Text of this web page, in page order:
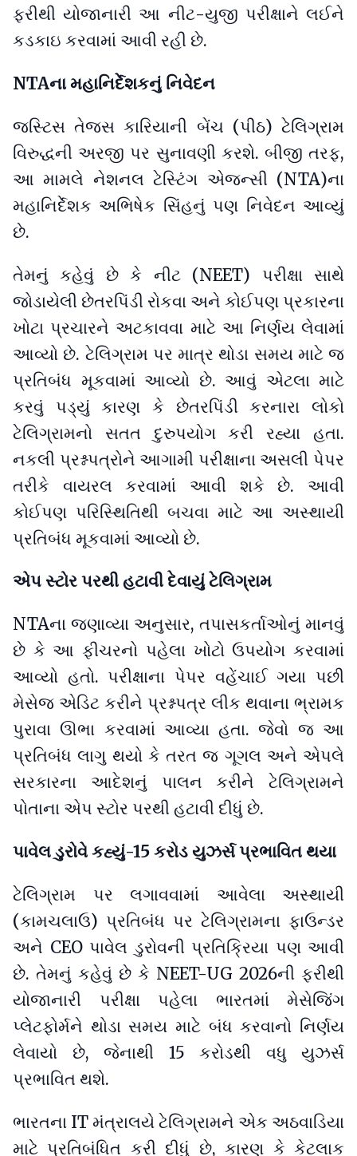
ફરીથી યોજાનારી આ નીટ-યુજી પરીક્ષાને લઈને
કડકાઇ કરવામાં આવી રહી છે.
NTAના મહાનિર્દેશકનું નિવેદન
જસ્ટિસ તેજસ કારિયાની બેંચ (પીઠ) ટેલિગ્રામ
વિરુદ્ધની અરજી પર સુનાવણી કરશે. બીજી તરફ,
આ મામલે નેશનલ ટેસ્ટિંગ એજન્સી (NTA)ના
મહાનિર્દેશક અભિષેક સિંહનું પણ નિવેદન આવ્યું
છે.
તેમનું કહેવું છે કે નીટ (NEET) પરીક્ષા સાથે
જોડાયેલી છેતરપિંડી રોકવા અને કોઈપણ પ્રકારના
ખોટા પ્રચારને અટકાવવા માટે આ નિર્ણય લેવામાં
આવ્યો છે. ટેલિગ્રામ પર માત્ર થોડા સમય માટે જ
પ્રતિબંધ મૂકવામાં આવ્યો છે. આવું એટલા માટે
કરવું પડ્યું કારણ કે છેતરપિંડી કરનારા લોકો
ટેલિગ્રામનો સતત દુરુપયોગ કરી રહ્યા હતા.
નકલી પ્રશ્નપત્રોને આગામી પરીક્ષાના અસલી પેપર
તરીકે વાયરલ કરવામાં આવી શકે છે. આવી
કોઈપણ પરિસ્થિતિથી બચવા માટે આ અસ્થાયી
પ્રતિબંધ મૂકવામાં આવ્યો છે.
એપ સ્ટોર પરથી હટાવી દેવાયું ટેલિગ્રામ
NTAના જણાવ્યા અનુસાર, તપાસકર્તાઓનું માનવું
છે કે આ ફીચરનો પહેલા ખોટો ઉપયોગ કરવામાં
આવ્યો હતો. પરીક્ષાના પેપર વહેંચાઈ ગયા પછી
મેસેજ એડિટ કરીને પ્રશ્નપત્ર લીક થવાના ભ્રામક
પુરાવા ઊભા કરવામાં આવ્યા હતા. જેવો જ આ
પ્રતિબંધ લાગુ થયો કે તરત જ ગૂગલ અને એપલે
સરકારના આદેશનું પાલન કરીને ટેલિગ્રામને
પોતાના એપ સ્ટોર પરથી હટાવી દીધું છે.
પાવેલ ડુરોવે કહ્યું-15 કરોડ યુઝર્સ પ્રભાવિત થયા
ટેલિગ્રામ પર લગાવવામાં આવેલા અસ્થાયી
(કામચલાઉ) પ્રતિબંધ પર ટેલિગ્રામના ફાઉન્ડર
અને CEO પાવેલ ડુરોવની પ્રતિક્રિયા પણ આવી
છે. તેમનું કહેવું છે કે NEET-UG 2026ની ફરીથી
યોજાનારી પરીક્ષા પહેલા ભારતમાં મેસેજિંગ
પ્લેટફોર્મને થોડા સમય માટે બંધ કરવાનો નિર્ણય
લેવાયો છે, જેનાથી 15 કરોડથી વધુ યુઝર્સ
પ્રભાવિત થશે.
ભારતના IT મંત્રાલયે ટેલિગ્રામને એક અઠવાડિયા
માટે પ્રતિબંધિત કરી દીધું છે, કારણ કે કેટલાક